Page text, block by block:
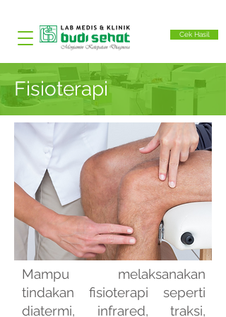
Cek Hasil
Fisioterapi
Mampu melaksanakan
tindakan fisioterapi seperti
diatermi, infrared, traksi,